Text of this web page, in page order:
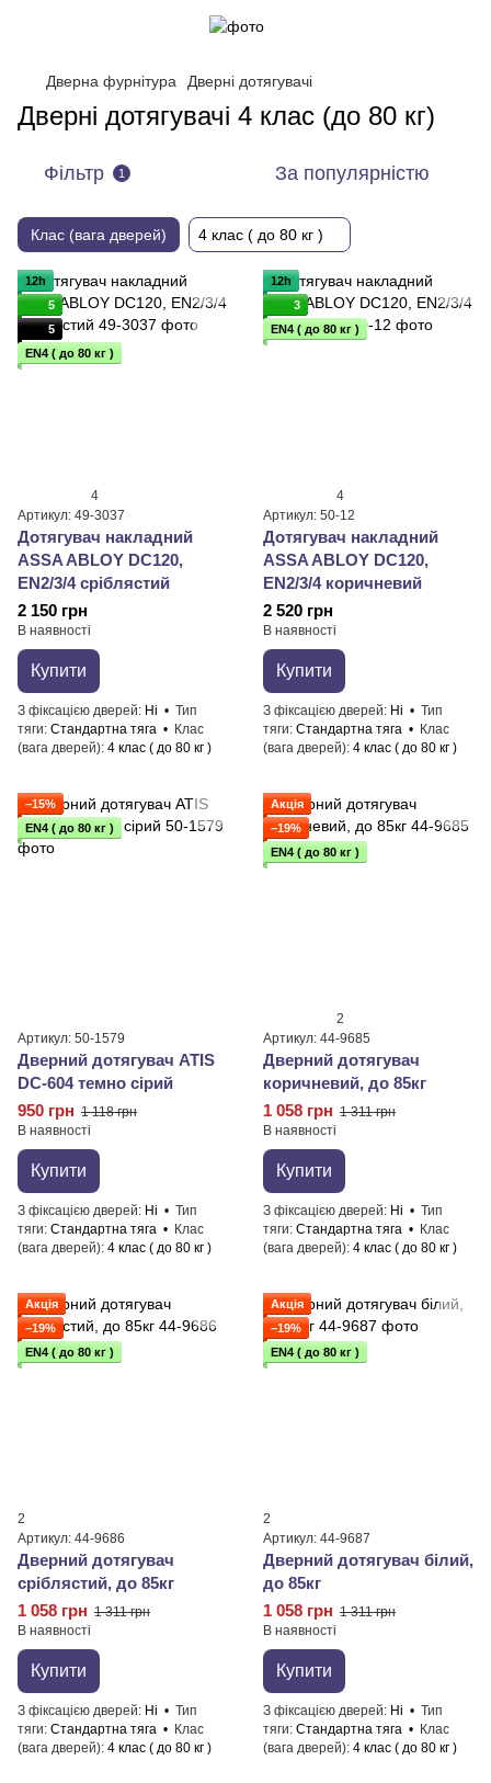
Дверна фурнітура Дверні дотягувачі
Дверні дотягувачі 4 клас (до 80 кг)
Фільтр 1 За популярністю
Клас (вага дверей) 4 клас ( до 80 кг )
12h
5
5
EN4 ( до 80 кг )
4
Артикул: 49-3037
Дотягувач накладний
ASSA ABLOY DC120,
EN2/3/4 сріблястий
2 150 грн
В наявності
Купити
З фіксацією дверей Ні
Тип
тяги Стандартна тяга
Клас
(вага дверей) 4 клас ( до 80 кг )
12h
3
EN4 ( до 80 кг )
4
Артикул: 50-12
Дотягувач накладний
ASSA ABLOY DC120,
EN2/3/4 коричневий
2 520 грн
В наявності
Купити
З фіксацією дверей Ні
Тип
тяги Стандартна тяга
Клас
(вага дверей) 4 клас ( до 80 кг )
−15%
EN4 ( до 80 кг )
Артикул: 50-1579
Дверний дотягувач ATIS
DC-604 темно сірий
950 грн 1 118 грн
В наявності
Купити
З фіксацією дверей Ні
Тип
тяги Стандартна тяга
Клас
(вага дверей) 4 клас ( до 80 кг )
Акція
−19%
EN4 ( до 80 кг )
2
Артикул: 44-9685
Дверний дотягувач
коричневий, до 85кг
1 058 грн 1 311 грн
В наявності
Купити
З фіксацією дверей Ні
Тип
тяги Стандартна тяга
Клас
(вага дверей) 4 клас ( до 80 кг )
Акція
−19%
EN4 ( до 80 кг )
2
Артикул: 44-9686
Дверний дотягувач
сріблястий, до 85кг
1 058 грн 1 311 грн
В наявності
Купити
З фіксацією дверей Ні
Тип
тяги Стандартна тяга
Клас
(вага дверей) 4 клас ( до 80 кг )
Акція
−19%
EN4 ( до 80 кг )
2
Артикул: 44-9687
Дверний дотягувач білий,
до 85кг
1 058 грн 1 311 грн
В наявності
Купити
З фіксацією дверей Ні
Тип
тяги Стандартна тяга
Клас
(вага дверей) 4 клас ( до 80 кг )